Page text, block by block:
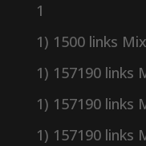
1
1) 1500 links
1) 157190 links
1) 157190 links
1) 157190 links